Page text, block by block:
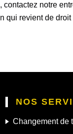
contactez notre
qui revient de
NOS
Changement de